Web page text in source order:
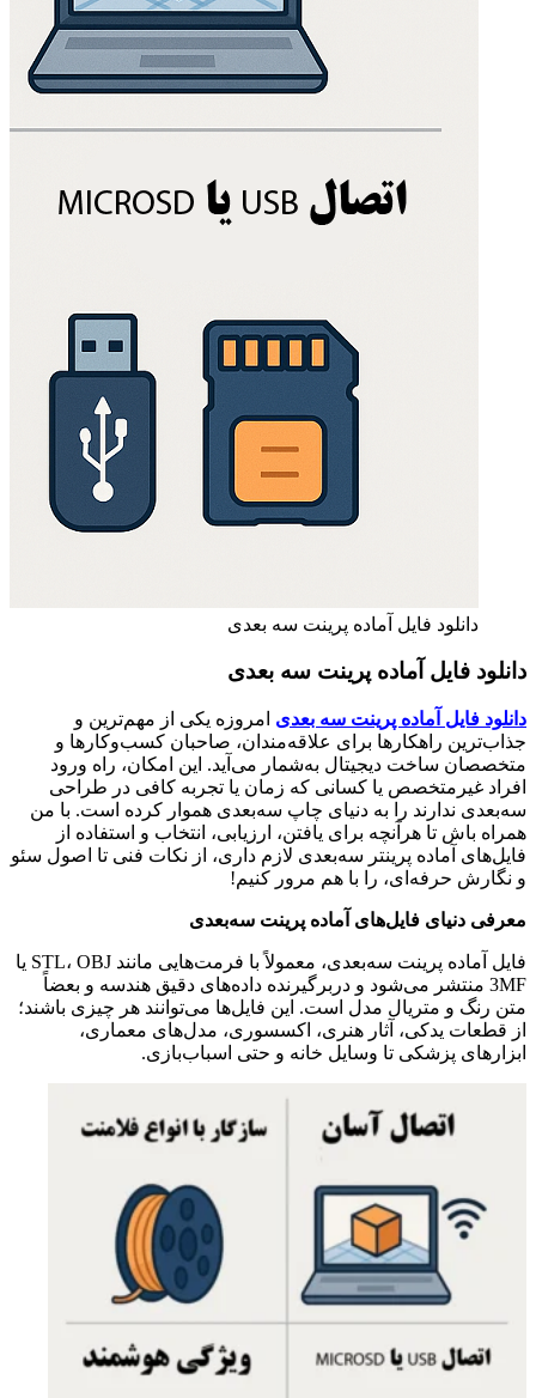
دانلود فایل آماده پرینت سه ‌بعدی
دانلود فایل آماده پرینت سه ‌بعدی
دانلود فایل آماده پرینت سه ‌بعدی امروزه یکی از مهم‌ترین و
جذاب‌ترین راهکارها برای علاقه‌مندان، صاحبان کسب‌وکارها و
متخصصان ساخت دیجیتال به‌شمار می‌آید. این امکان، راه ورود
افراد غیرمتخصص یا کسانی که زمان یا تجربه کافی در طراحی
سه‌بعدی ندارند را به دنیای چاپ سه‌بعدی هموار کرده است. با من
همراه باش تا هرآنچه برای یافتن، ارزیابی، انتخاب و استفاده از
فایل‌های آماده پرینتر سه‌بعدی لازم داری، از نکات فنی تا اصول سئو
و نگارش حرفه‌ای، را با هم مرور کنیم!
معرفی دنیای فایل‌های آماده پرینت سه‌بعدی
فایل آماده پرینت سه‌بعدی، معمولاً با فرمت‌هایی مانند STL، OBJ یا
3MF منتشر می‌شود و دربرگیرنده داده‌های دقیق هندسه و بعضاً
متن رنگ و متریال مدل است. این فایل‌ها می‌توانند هر چیزی باشند؛
از قطعات یدکی، آثار هنری، اکسسوری، مدل‌های معماری،
ابزارهای پزشکی تا وسایل خانه و حتی اسباب‌بازی.